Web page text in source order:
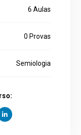
6 Aulas
0 Provas
Semiologia